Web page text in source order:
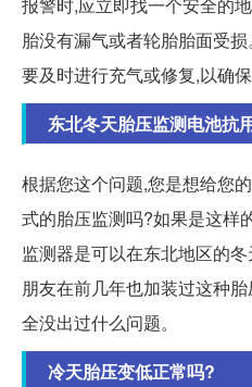
胎没有漏气或者轮胎胎面受
要及时进行充气或修复,以确保
东北冬天胎压监测电池抗
根据您这个问题,您是想给您
式的胎压监测吗?如果是这样
监测器是可以在东北地区的
朋友在前几年也加装过这种
全没出过什么问题。
冷天胎压变低正常吗?